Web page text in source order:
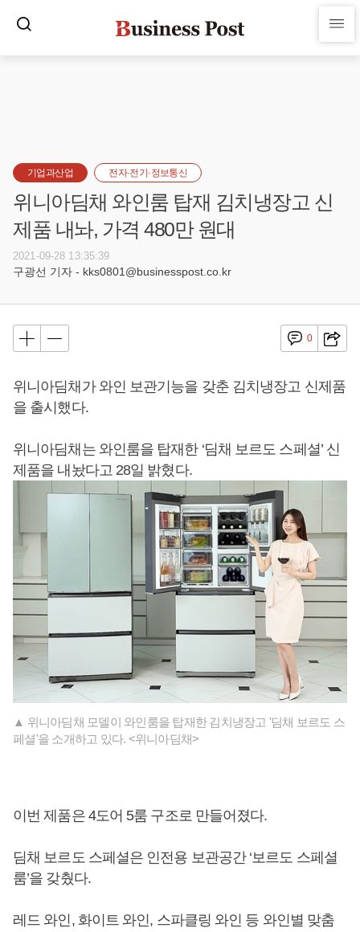
기업과산업 전자·전기·정보통신
위니아딤채 와인룸 탑재 김치냉장고 신
제품 내놔, 가격 480만 원대
2021-09-28 13:35:39
구광선 기자 - kks0801@businesspost.co.kr
0
위니아딤채가 와인 보관기능을 갖춘 김치냉장고 신제품
을 출시했다.
위니아딤채는 와인룸을 탑재한 ‘딤채 보르도 스페셜’ 신
제품을 내놨다고 28일 밝혔다.
▲ 위니아딤채 모델이 와인룸을 탑재한 김치냉장고 '딤채 보르도 스
페셜'을 소개하고 있다. <위니아딤채>
이번 제품은 4도어 5룸 구조로 만들어졌다.
딤채 보르도 스페셜은 인전용 보관공간 ‘보르도 스페셜
룸’을 갖췄다.
레드 와인, 화이트 와인, 스파클링 와인 등 와인별 맞춤